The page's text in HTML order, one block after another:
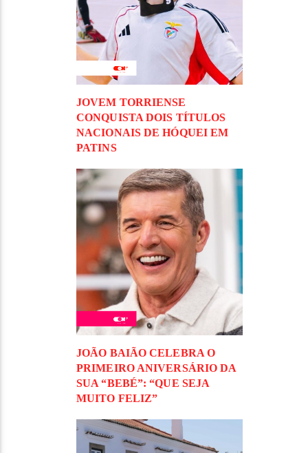
JOVEM TORRIENSE
CONQUISTA DOIS TÍTULOS
NACIONAIS DE HÓQUEI EM
PATINS
JOÃO BAIÃO CELEBRA O
PRIMEIRO ANIVERSÁRIO DA
SUA “BEBÉ”: “QUE SEJA
MUITO FELIZ”